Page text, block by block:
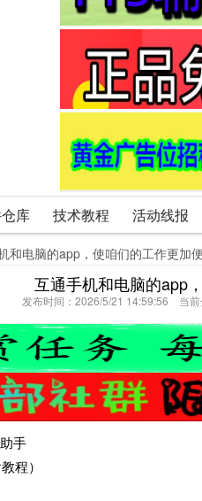
库 技术教程 活动线报
和电脑的app，使咱们的工作更加
互通手机和电脑的app
发布时间：2026/5/21 14:59:56 当前
手
程）